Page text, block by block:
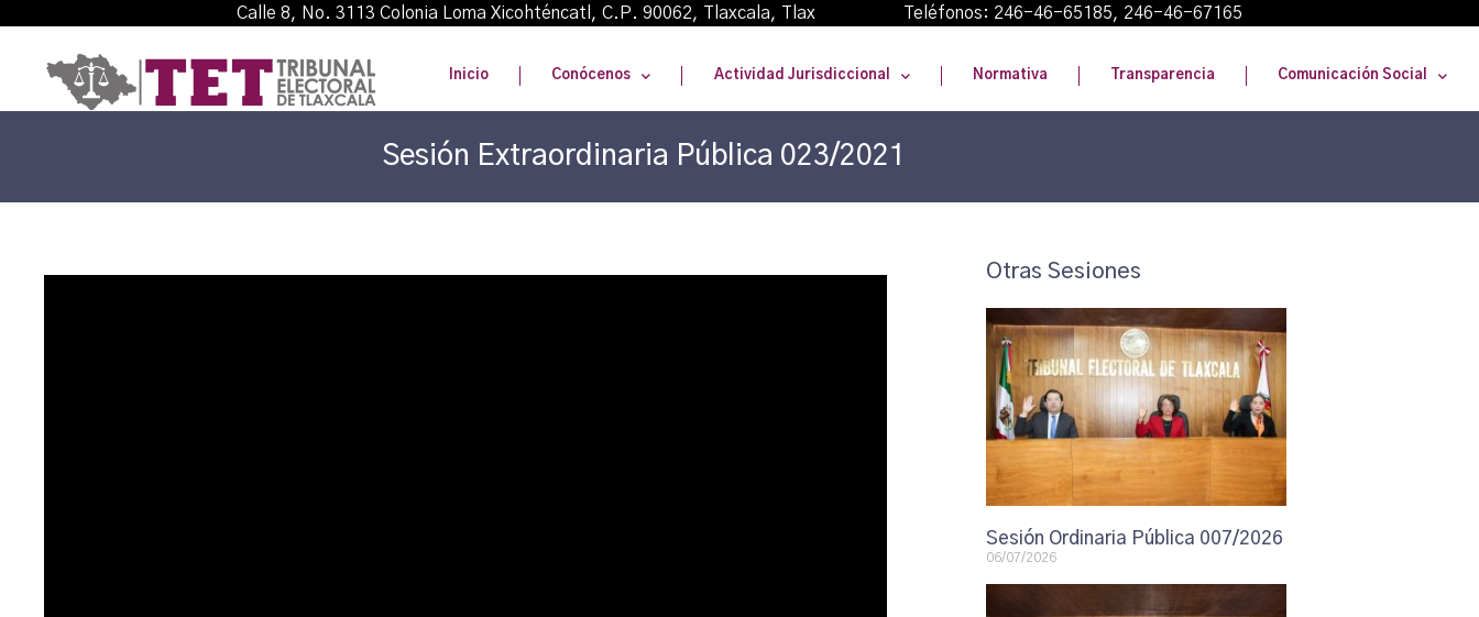
Calle 8, No. 3113 Colonia Loma Xicohténcatl, C.P. 90062, Tlaxcala, Tlax Teléfonos: 246-46-65185, 246-46-67165
Inicio Conócenos Actividad Jurisdiccional Normativa Transparencia Comunicación Social
Sesión Extraordinaria Pública 023/2021
Otras Sesiones
Sesión Ordinaria Pública 007/2026
06/07/2026